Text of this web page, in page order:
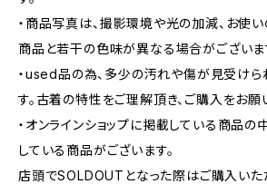
・商品写真は、撮影環境や光の加減、お使
商品と若干の色味が異なる場合がございま
・used品の為、多少の汚れや傷が見受けら
す。古着の特性をご理解頂き、ご購入をお願
・オンラインショップに掲載している商品の
している商品がございます。
店頭でSOLDOUTとなった際はご購入い